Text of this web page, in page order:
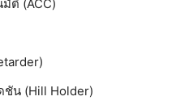
ติ (ACC)
ชัน (Hill Holder)